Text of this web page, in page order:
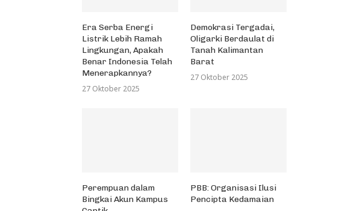
Era Serba Energi
Listrik Lebih Ramah
Lingkungan, Apakah
Benar Indonesia Telah
Menerapkannya?
27 Oktober 2025
Demokrasi Tergadai,
Oligarki Berdaulat di
Tanah Kalimantan
Barat
27 Oktober 2025
Perempuan dalam
Bingkai Akun Kampus
PBB: Organisasi Ilusi
Pencipta Kedamaian